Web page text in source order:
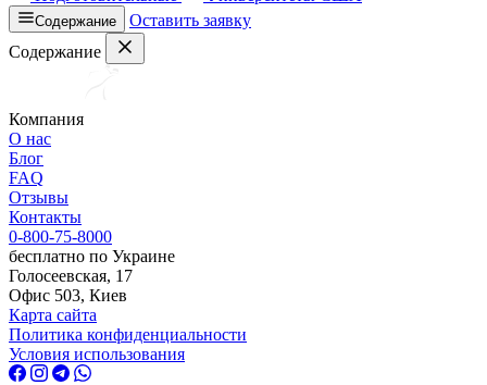
Содержание
Оставить заявку
Содержание
Компания
О нас
Блог
FAQ
Отзывы
Контакты
0-800-75-8000
бесплатно по Украине
Голосеевская, 17
Офис 503, Киев
Карта сайта
Политика конфиденциальности
Условия использования